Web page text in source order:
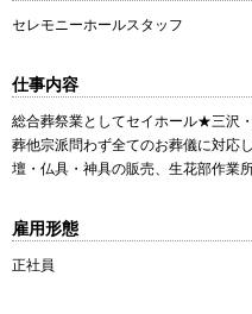
セレモニーホールスタッフ
仕事内容
総合葬祭業としてセイホール★三沢
葬他宗派問わず全てのお葬儀に対応
壇・仏具・神具の販売、生花部作業
雇用形態
正社員